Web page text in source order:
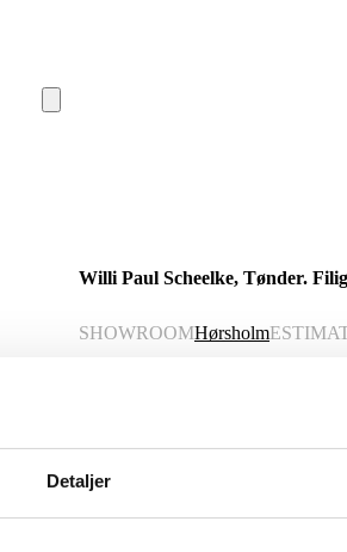
Detaljer
Willi Paul Scheelke, Tønder.
SHOWROOMHørsholm
Articulated bracelet of 14 kt. gold,
openwork filigree ornamentation